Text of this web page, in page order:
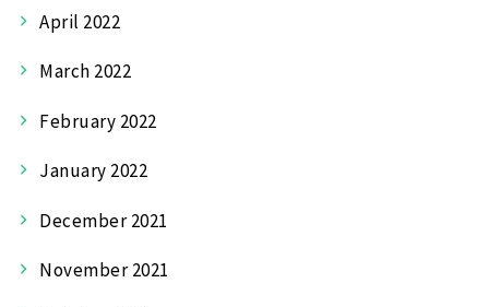
April 2022
March 2022
February 2022
January 2022
December 2021
November 2021